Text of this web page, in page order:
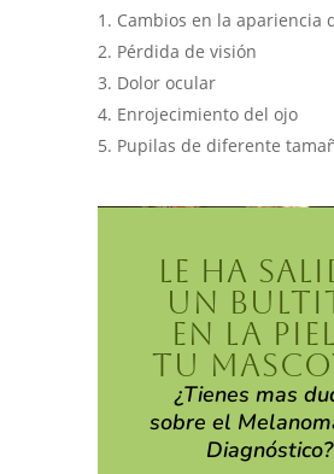
Cambios en la apariencia
Pérdida de visión
Dolor ocular
Enrojecimiento del ojo
Pupilas de diferente
LE HA
UN
EN LA
TU
¿Tienes mas
sobre el
Diagnóstico?